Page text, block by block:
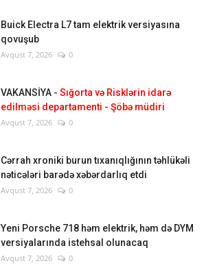
Buick Electra L7 tam elektrik versiyasına
qovuşub
Avqust 7, 2026 0
VAKANSİYA - Sığorta və Risklərin idarə
edilməsi departamenti - Şöbə müdiri
Avqust 7, 2026 0
Cərrah xroniki burun tıxanıqlığının təhlükəli
nəticələri barədə xəbərdarlıq etdi
Avqust 7, 2026 0
Yeni Porsche 718 həm elektrik, həm də DYM
versiyalarında istehsal olunacaq
Avqust 7, 2026 0